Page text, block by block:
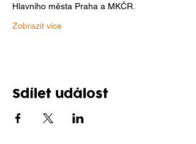
Hlavního města Praha a MKČR.
Zobrazit více
Sdílet událost